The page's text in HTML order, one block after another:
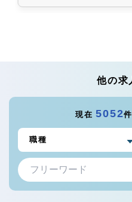
他の求
現在5052